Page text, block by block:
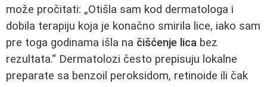
može pročitati: „Otišla sam kod dermatologa i
dobila terapiju koja je konačno smirila lice, iako sam
pre toga godinama išla na čišćenje lica bez
rezultata.“ Dermatolozi često prepisuju lokalne
preparate sa benzoil peroksidom, retinoide ili čak